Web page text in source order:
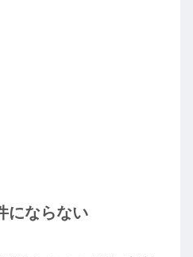
にならない